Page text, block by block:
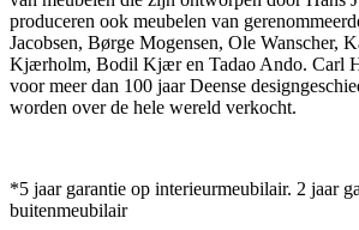
produceren ook meubelen van
Jacobsen, Børge Mogensen, Ole Wanscher,
Kjærholm, Bodil Kjær en Tadao Ando. Carl
voor meer dan 100 jaar Deense
worden over de hele wereld verkocht.
*5 jaar garantie op interieurmeubilair. 2 jaar
buitenmeubilair